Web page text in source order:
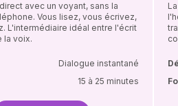
avec un voyant, sans la
Vous lisez, vous écrivez,
L'intermédiaire idéal entre l'écrit
la voix.
Dialogue instantané
15 à 25 minutes